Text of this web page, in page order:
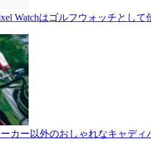
Watchはゴルフウォッチとし
カー以外のおしゃれなキャディ